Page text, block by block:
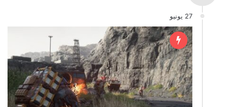
27 يونيو